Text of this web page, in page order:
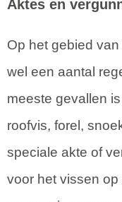
Aktes en
Op het gebied
wel een aantal
meeste gevallen
roofvis, forel,
speciale akte of
voor het vissen